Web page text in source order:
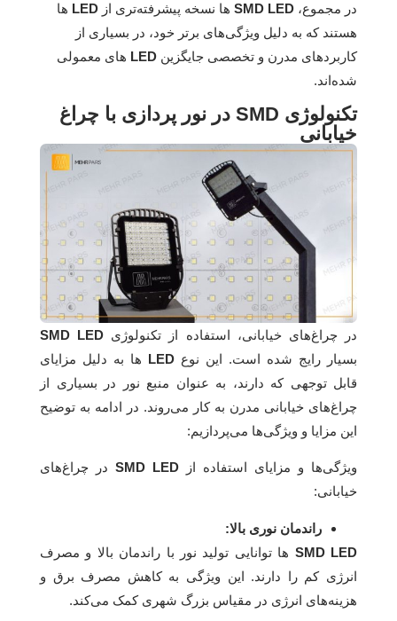
در مجموع، SMD LED‌ ها نسخه پیشرفته‌تری از LED‌ ها
هستند که به دلیل ویژگی‌های برتر خود، در بسیاری از
کاربردهای مدرن و تخصصی جایگزین LED‌ های معمولی
شده‌اند.
تکنولوژی SMD در نور پردازی با چراغ
خیابانی
در چراغ‌های خیابانی، استفاده از تکنولوژی SMD LED
بسیار رایج شده است. این نوع LED‌ ها به دلیل مزایای
قابل توجهی که دارند، به عنوان منبع نور در بسیاری از
چراغ‌های خیابانی مدرن به کار می‌روند. در ادامه به توضیح
این مزایا و ویژگی‌ها می‌پردازیم:
ویژگی‌ها و مزایای استفاده از SMD LED در چراغ‌های
خیابانی:
راندمان نوری بالا:
SMD LED‌ ها توانایی تولید نور با راندمان بالا و مصرف
انرژی کم را دارند. این ویژگی به کاهش مصرف برق و
هزینه‌های انرژی در مقیاس بزرگ شهری کمک می‌کند.